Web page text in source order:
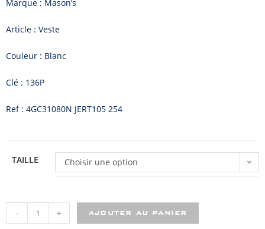
Marque : Mason’s
Article : Veste
Couleur : Blanc
Clé : 136P
Ref : 4GC31080N JERT105 254
TAILLE Choisir une option
- + AJOUTER AU PANIER